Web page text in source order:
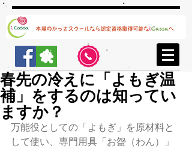
春先の冷えに「よもぎ温
補」をするのは知ってい
ますか？
万能役としての「よもぎ」を原材料と
して使い、専門用具「お盌（わん）」